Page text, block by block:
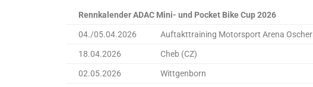
Rennkalender ADAC Mini- und Pocket Bike Cup 2026
04./05.04.2026 Auftakttraining Motorsport Arena
18.04.2026 Cheb (CZ)
02.05.2026 Wittgenborn